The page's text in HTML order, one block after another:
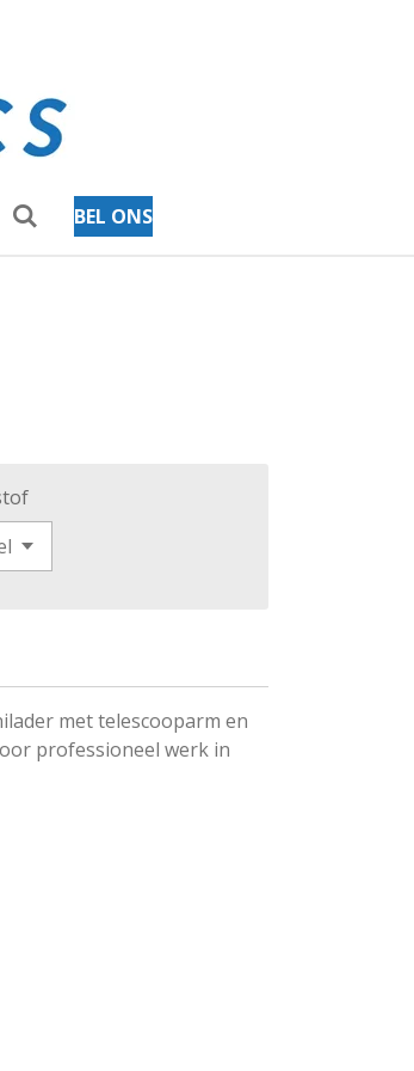
BEL ONS
met telescoop­arm en
professioneel werk in